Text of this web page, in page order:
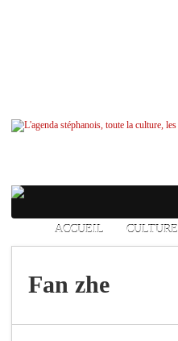
ACCUEIL CULTURE
Fan zhe